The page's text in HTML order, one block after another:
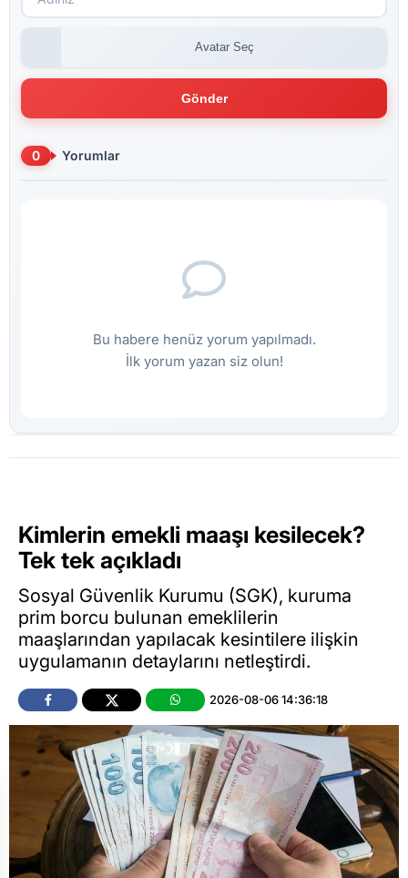
Avatar Seç
Gönder
0 Yorumlar
Bu habere henüz yorum yapılmadı.
İlk yorum yazan siz olun!
Kimlerin emekli maaşı kesilecek?
Tek tek açıkladı
Sosyal Güvenlik Kurumu (SGK), kuruma
prim borcu bulunan emeklilerin
maaşlarından yapılacak kesintilere ilişkin
uygulamanın detaylarını netleştirdi.
2026-08-06 14:36:18